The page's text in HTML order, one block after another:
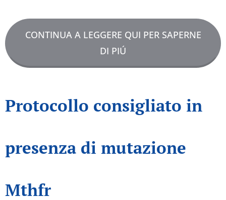
CONTINUA A LEGGERE QUI PER SAPERNE
DI PIÚ
Protocollo consigliato in
presenza di mutazione
Mthfr